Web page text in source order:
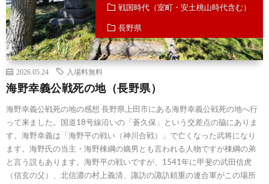
戦国時代（室町・安土桃山時代含む）
長野県
2026.05.24 入場料無料
海野幸義公戦死の地（長野県）
海野幸義公戦死の地の感想 長野県上田市にある海野幸義公戦死の地へ行
って来ました。国道18号線沿いの「蒼久保」という交差点の脇にありま
す。海野幸義は「海野平の戦い（神川合戦）」で亡くなった武将になり
ます。海野氏の当主・海野棟綱の嫡男とも言われる人物ですが棟綱の弟
と言う説もあります。海野平の戦いですが、1541年に甲斐の武田信虎
（信玄の父）、北信濃の村上義清、諏訪の諏訪頼重の連合軍がこの場所